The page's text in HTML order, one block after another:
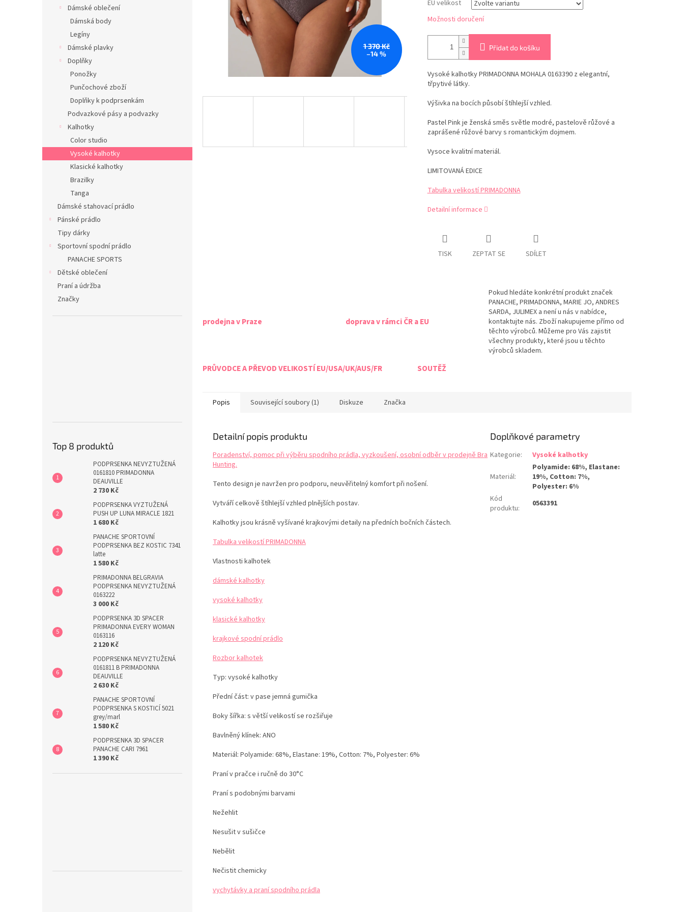
Dámské oblečení
Dámská body
Legíny
Dámské plavky
Doplňky
Ponožky
Punčochové zboží
Doplňky k podprsenkám
Podvazkové pásy a podvazky
Kalhotky
Color studio
Vysoké kalhotky
Klasické kalhotky
Brazilky
Tanga
Dámské stahovací prádlo
Pánské prádlo
Tipy dárky
Sportovní spodní prádlo
PANACHE SPORTS
Dětské oblečení
Praní a údržba
Značky
Top 8 produktů
PODPRSENKA NEVYZTUŽENÁ
0161810 PRIMADONNA
DEAUVILLE
2 730 Kč
PODPRSENKA VYZTUŽENÁ
PUSH UP LUNA MIRACLE 1821
1 680 Kč
PANACHE SPORTOVNÍ
PODPRSENKA BEZ KOSTIC 7341
latte
1 580 Kč
PRIMADONNA BELGRAVIA
PODPRSENKA NEVYZTUŽENÁ
0163222
3 000 Kč
PODPRSENKA 3D SPACER
PRIMADONNA EVERY WOMAN
0163116
2 120 Kč
PODPRSENKA NEVYZTUŽENÁ
0161811 B PRIMADONNA
DEAUVILLE
2 630 Kč
PANACHE SPORTOVNÍ
PODPRSENKA S KOSTICÍ 5021
grey/marl
1 580 Kč
PODPRSENKA 3D SPACER
PANACHE CARI 7961
1 390 Kč
1 370 Kč
–14 %
EU velikost
Možnosti doručení
Přidat do košíku
Vysoké kalhotky PRIMADONNA MOHALA 0163390 z elegantní,
třpytivé látky.
Výšivka na bocích působí štíhlejší vzhled.
Pastel Pink je ženská směs světle modré, pastelově růžové a
zaprášené růžové barvy s romantickým dojmem.
Vysoce kvalitní materiál.
LIMITOVANÁ EDICE
Tabulka velikostí PRIMADONNA
Detailní informace
TISK ZEPTAT SE SDÍLET
prodejna v Praze doprava v rámci ČR a EU
Pokud hledáte konkrétní produkt značek
PANACHE, PRIMADONNA, MARIE JO, ANDRES
SARDA, JULIMEX a není u nás v nabídce,
kontaktujte nás. Zboží nakupujeme přímo od
těchto výrobců. Můžeme pro Vás zajistit
všechny produkty, které jsou u těchto
výrobců skladem.
PRŮVODCE A PŘEVOD VELIKOSTÍ EU/USA/UK/AUS/FR SOUTĚŽ
Popis Související soubory (1) Diskuze Značka
Detailní popis produktu
Poradenství, pomoc při výběru spodního prádla, vyzkoušení, osobní odběr v prodejně Bra
Hunting.
Tento design je navržen pro podporu, neuvěřitelný komfort při nošení.
Vytváří celkově štíhlejší vzhled plnějších postav.
Kalhotky jsou krásně vyšívané krajkovými detaily na předních bočních částech.
Tabulka velikostí PRIMADONNA
Vlastnosti kalhotek
dámské kalhotky
vysoké kalhotky
klasické kalhotky
krajkové spodní prádlo
Rozbor kalhotek
Typ: vysoké kalhotky
Přední část: v pase jemná gumička
Bokyšířka: s větší velikostí se rozšiřuje
Bavlněný klínek: ANO
Materiál: Polyamide: 68%, Elastane: 19%, Cotton: 7%, Polyester: 6%
Praní v pračce i ručně do 30°C
Praní s podobnými barvami
Nežehlit
Nesušit v sušičce
Nebělit
Nečistit chemicky
vychytávky a praní spodního prádla
Doplňkové parametry
Kategorie: Vysoké kalhotky
Materiál:
Polyamide: 68%, Elastane:
19%, Cotton: 7%,
Polyester: 6%
Kód
produktu: 0563391